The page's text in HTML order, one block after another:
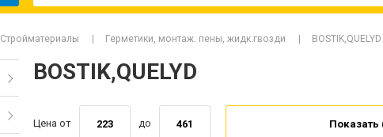
Стройматериалы Герметики, монтаж. пены, жидк.гвозди BOSTIK,QUELYD
BOSTIK,QUELYD
Цена от до Показать